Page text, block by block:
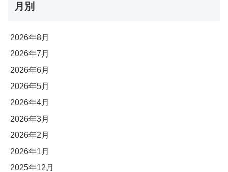
月別
2026年8月
2026年7月
2026年6月
2026年5月
2026年4月
2026年3月
2026年2月
2026年1月
2025年12月